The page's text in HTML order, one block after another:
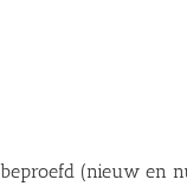
(nieuw en